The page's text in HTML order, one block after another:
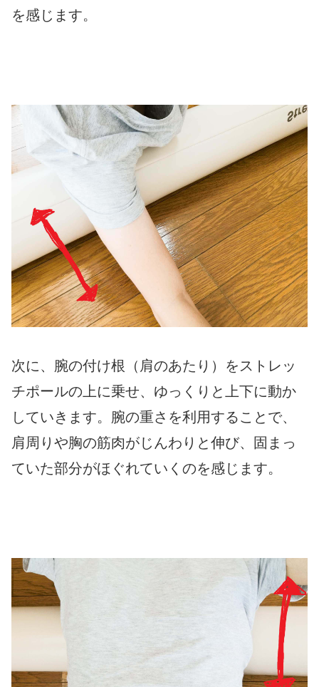
を感じます。
次に、腕の付け根（肩のあたり）をストレッ
チポールの上に乗せ、ゆっくりと上下に動か
していきます。腕の重さを利用することで、
肩周りや胸の筋肉がじんわりと伸び、固まっ
ていた部分がほぐれていくのを感じます。